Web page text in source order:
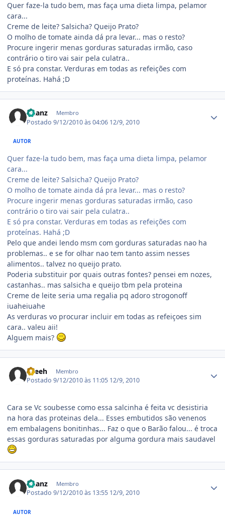
Quer faze-la tudo bem, mas faça uma dieta limpa, pelamor
cara...
Creme de leite? Salsicha? Queijo Prato?
O molho de tomate ainda dá pra levar... mas o resto?
Procure ingerir menas gorduras saturadas irmão, caso
contrário o tiro vai sair pela culatra..
E só pra constar. Verduras em todas as refeições com
proteínas. Hahá ;D
Daanz Membro
Postado9/12/2010 às 04:06 12/9, 2010
AUTOR
Quer faze-la tudo bem, mas faça uma dieta limpa, pelamor
cara...
Creme de leite? Salsicha? Queijo Prato?
O molho de tomate ainda dá pra levar... mas o resto?
Procure ingerir menas gorduras saturadas irmão, caso
contrário o tiro vai sair pela culatra..
E só pra constar. Verduras em todas as refeições com
proteínas. Hahá ;D
Pelo que andei lendo msm com gorduras saturadas nao ha
problemas.. e se for olhar nao tem tanto assim nesses
alimentos.. talvez no queijo prato.
Poderia substituir por quais outras fontes? pensei em nozes,
castanhas.. mas salsicha e queijo tbm pela proteina
Creme de leite seria uma regalia pq adoro strogonoff
iuaheiuahe
As verduras vo procurar incluir em todas as refeiçoes sim
cara.. valeu aii!
Alguem mais?
Zeeeh Membro
Postado9/12/2010 às 11:05 12/9, 2010
Cara se Vc soubesse como essa salcinha é feita vc desistiria
na hora das proteinas dela... Esses embutidos são venenos
em embalagens bonitinhas... Faz o que o Barão falou... é troca
essas gorduras saturadas por alguma gordura mais saudavel
Daanz Membro
Postado9/12/2010 às 13:55 12/9, 2010
AUTOR